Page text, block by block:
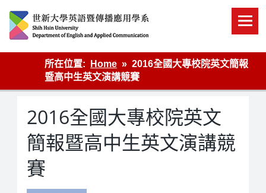
content
英語傳播
所在位置:
Home
2016全國大專校院英文簡報
暨高中生英文演講競賽
2016全國大專校院英文
簡報暨高中生英文演講競
賽